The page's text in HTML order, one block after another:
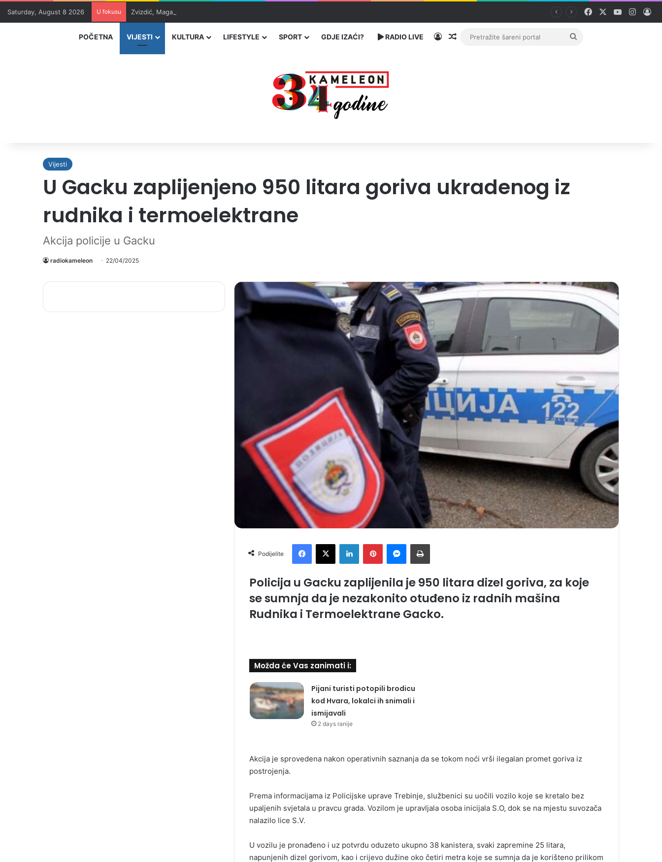
Saturday, August 8 2026 U fokusu Zvizdić, Magazinović i Kojović traže poseban status za Memorijalni centar Srebrenica Facebook YouTube
POČETNA VIJESTI KULTURA LIFESTYLE SPORT GDJE IZAĆI? RADIO LIVE PrijavaRandom članak
Pretražite
Vijesti
U Gacku zaplijenjeno 950 litara goriva ukradenog iz
rudnika i termoelektrane
Akcija policije u Gacku
radiokameleon 22/04/2025
Podijelite
Policija u Gacku zaplijenila je 950 litara dizel goriva, za koje
se sumnja da je nezakonito otuđeno iz radnih mašina
Rudnika i Termoelektrane Gacko.
Možda će Vas zanimati i:
Pijani turisti potopili brodicu
kod Hvara, lokalci ih snimali i
ismijavali
2 days ranije
Akcija je sprovedena nakon operativnih saznanja da se tokom noći vrši ilegalan promet goriva iz
postrojenja.
Prema informacijama iz Policijske uprave Trebinje, službenici su uočili vozilo koje se kretalo bez
upaljenih svjetala u pravcu grada. Vozilom je upravljala osoba inicijala S.O, dok se na mjestu suvozača
nalazilo lice S.V.
U vozilu je pronađeno i uz potvrdu oduzeto ukupno 38 kanistera, svaki zapremine 25 litara,
napunjenih dizel gorivom, kao i crijevo dužine oko četiri metra koje se sumnja da je korišteno prilikom